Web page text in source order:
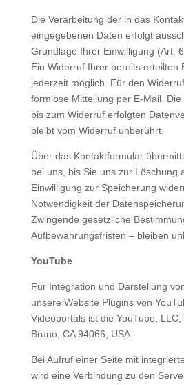
Die Verarbeitung der in das
eingegebenen Daten erfolgt
Grundlage Ihrer Einwilligung (Art.
Ein Widerruf Ihrer bereits erteilten
jederzeit möglich. Für den
formlose Mitteilung per E-Mail.
bis zum Widerruf erfolgten
bleibt vom Widerruf unberührt.
Über das Kontaktformular
bei uns, bis Sie uns zur Löschung
Einwilligung zur Speicherung
Notwendigkeit der
Zwingende gesetzliche
Aufbewahrungsfristen – bleiben
YouTube
Für Integration und Darstellung
unsere Website Plugins von
Videoportals ist die YouTube,
Bruno, CA 94066, USA.
Bei Aufruf einer Seite mit
wird eine Verbindung zu den